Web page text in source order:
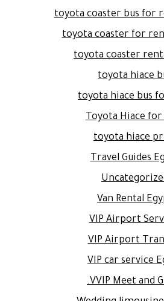
toyota coaster bus for
toyota coaster for
toyota coaster
toyota hiace
toyota hiace bus
Toyota Hiace
toyota hiace
Travel Guides
Van Rental
VIP Airport
VIP Airport
VIP car service
VVIP Meet and